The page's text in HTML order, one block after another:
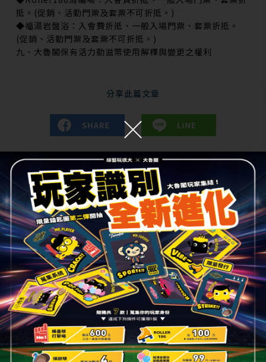
抵。(促銷、活動門票及套票不可折抵。)
◆福湯岩盤浴：入會費折抵、一般入場門票、套票折抵。
(促銷、活動門票及套票不可折抵。)
九、大魯閣保有活力動滋幣使用解釋與變更之權利
分享此篇文章
更多消息